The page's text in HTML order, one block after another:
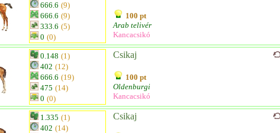
666.6 (9)
666.6 (9)
333.6 (5)
0 (0)
100 pt
Arab telivér
Kancacsikó
0.148 (1)
402 (12)
666.6 (19)
475 (14)
0 (0)
Csikaj
100 pt
Oldenburgi
Kancacsikó
1.335 (1)
402 (14)
Csikaj